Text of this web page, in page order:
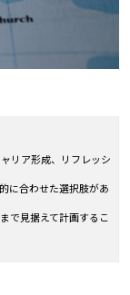
リア形成、リフレッシ
に合わせた選択肢があ
で見据えて計画するこ